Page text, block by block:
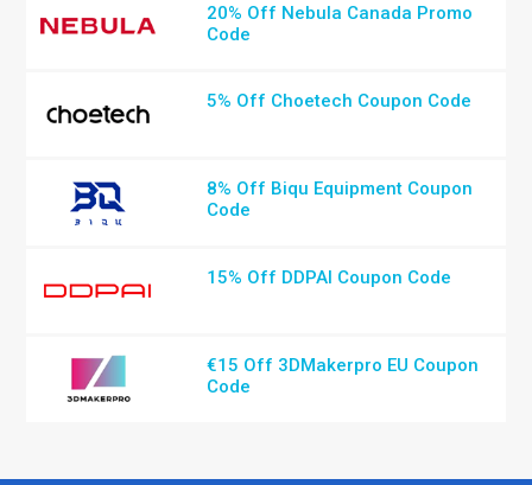
20% Off Nebula Canada Promo
Code
5% Off Choetech Coupon Code
8% Off Biqu Equipment Coupon
Code
15% Off DDPAI Coupon Code
€15 Off 3DMakerpro EU Coupon
Code